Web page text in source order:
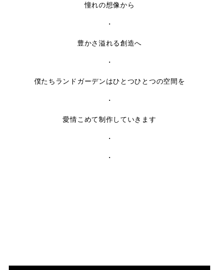
憧れの想像から
・
豊かさ溢れる創造へ
・
僕たちランドガーデンはひとつひとつの空間を
・
愛情こめて制作していきます
・
・